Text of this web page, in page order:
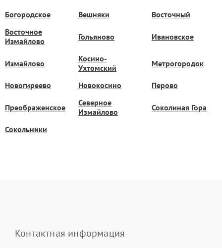
Богородское Вешняки
Восточный
Восточное
Измайлово
Гольяново Ивановское
Измайлово
Косино-
Ухтомский
Метрогородок
Новогиреево Новокосино Перово
Преображенское
Северное
Измайлово
Соколиная Гора
Сокольники
Контактная информация